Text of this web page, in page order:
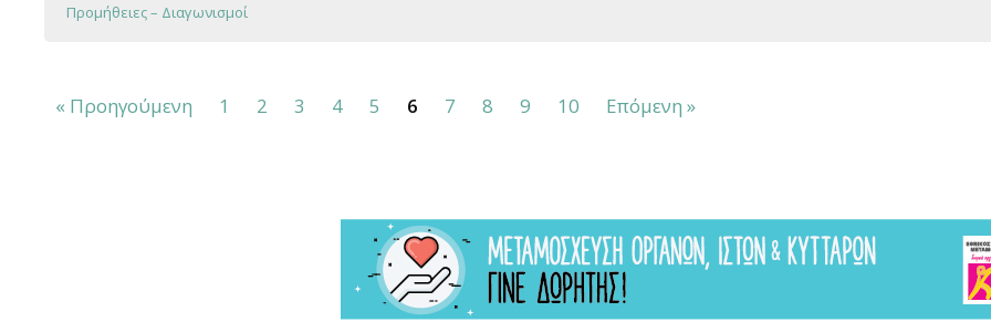
Προμήθειες – Διαγωνισμοί
« Προηγούμενη 1 2 3 4 5 6 7 8 9 10 Επόμενη »